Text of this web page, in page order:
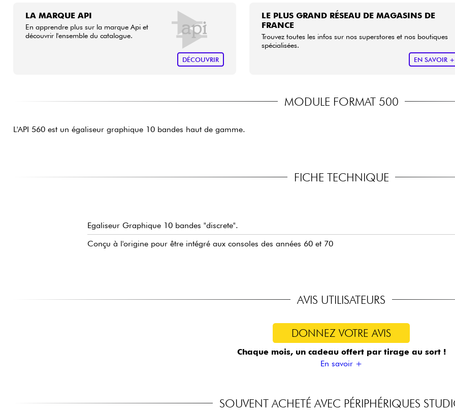
LA MARQUE API
En apprendre plus sur la marque Api et
découvrir l'ensemble du catalogue.
DÉCOUVRIR
LE PLUS GRAND RÉSEAU DE MAGASINS DE
FRANCE
Trouvez toutes les infos sur nos superstores et nos boutiques
spécialisées.
EN SAVOIR +
MODULE FORMAT 500
L'API 560 est un égaliseur graphique 10 bandes haut de gamme.
FICHE TECHNIQUE
Egaliseur Graphique 10 bandes "discrete".
Conçu à l'origine pour être intégré aux consoles des années 60 et 70
AVIS UTILISATEURS
DONNEZ VOTRE AVIS
Chaque mois, un cadeau offert par tirage au sort !
En savoir +
SOUVENT ACHETÉ AVEC PÉRIPHÉRIQUES